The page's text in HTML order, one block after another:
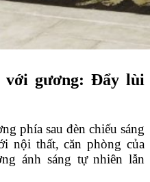
với gương: Đẩy lùi
phía sau đèn chiếu sáng
nội thất, căn phòng của
ánh sáng tự nhiên lẫn